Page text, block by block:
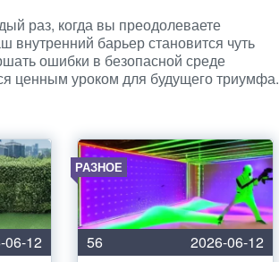
раз, когда вы преодолеваете
внутренний барьер становится чуть
ошибки в безопасной среде
ценным уроком для будущего триумфа.
06-12
РАЗНОЕ
56
2026-06-12